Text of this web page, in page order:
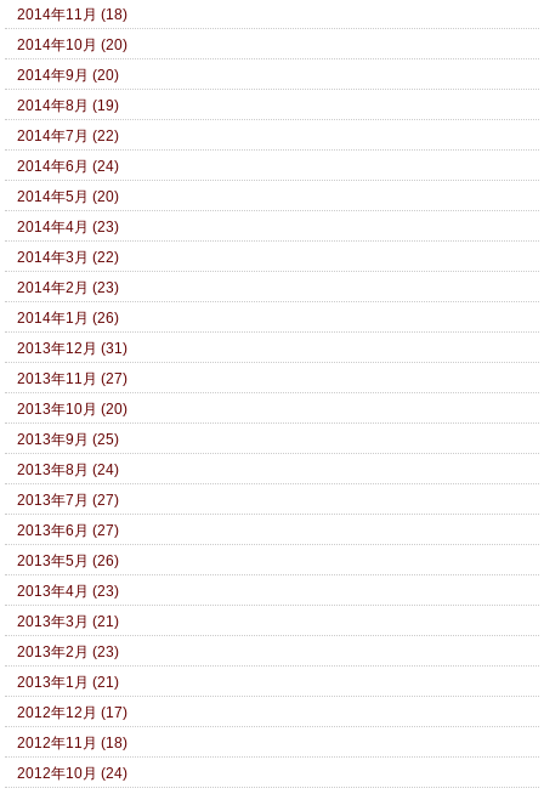
2014年11月 (18)
2014年10月 (20)
2014年9月 (20)
2014年8月 (19)
2014年7月 (22)
2014年6月 (24)
2014年5月 (20)
2014年4月 (23)
2014年3月 (22)
2014年2月 (23)
2014年1月 (26)
2013年12月 (31)
2013年11月 (27)
2013年10月 (20)
2013年9月 (25)
2013年8月 (24)
2013年7月 (27)
2013年6月 (27)
2013年5月 (26)
2013年4月 (23)
2013年3月 (21)
2013年2月 (23)
2013年1月 (21)
2012年12月 (17)
2012年11月 (18)
2012年10月 (24)